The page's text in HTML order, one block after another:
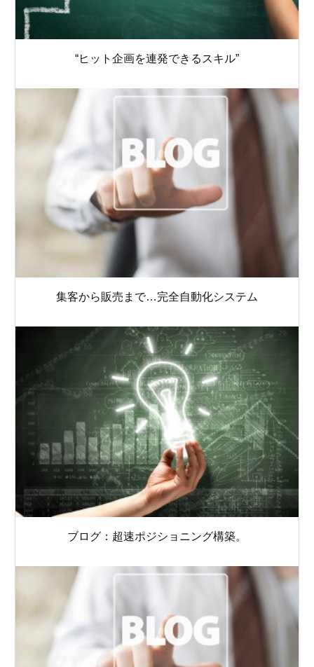
“ヒット企画を連発できるスキル”
集客から販売まで…完全自動化システム
ブログ：超速ポジショニング構築。